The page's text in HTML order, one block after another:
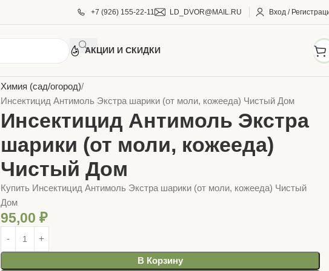
+7 (926) 155-22-11 LD_DVOR@MAIL.RU Вход /
АКЦИИ И СКИДКИ
Химия (сад/огород)
Инсектицид Антимоль Экстра шарики (от моли, кожееда) Чистый Дом
Инсектицид Антимоль Экстра
шарики (от моли, кожееда)
Чистый Дом
Купить Инсектицид Антимоль Экстра шарики (от моли, кожееда) Чистый
Дом
95,00₽
В Корзину